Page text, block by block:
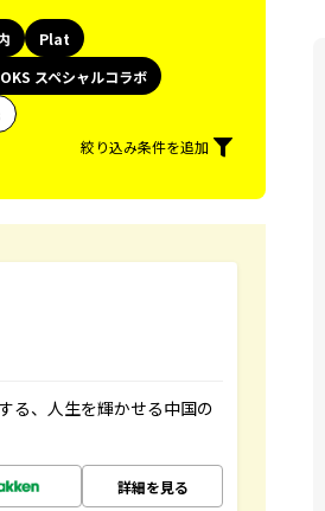
Plat
スペシャルコラボ
絞り込み条件を追加
る、人生を輝かせる中国の
詳細を見る